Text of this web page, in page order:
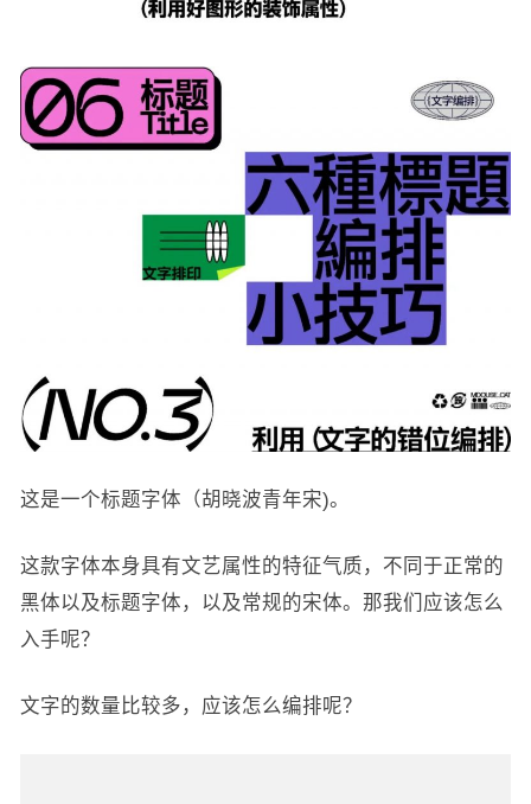
这是一个标题字体（胡晓波青年宋)。
这款字体本身具有文艺属性的特征气质，不同于正常的
黑体以及标题字体，以及常规的宋体。那我们应该怎么
入手呢？
文字的数量比较多，应该怎么编排呢？